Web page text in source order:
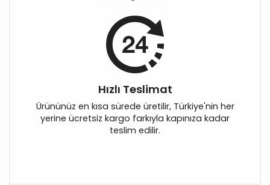
Hızlı Teslimat
Ürününüz en kısa sürede üretilir, Türkiye'nin her
yerine ücretsiz kargo farkıyla kapınıza kadar
teslim edilir.